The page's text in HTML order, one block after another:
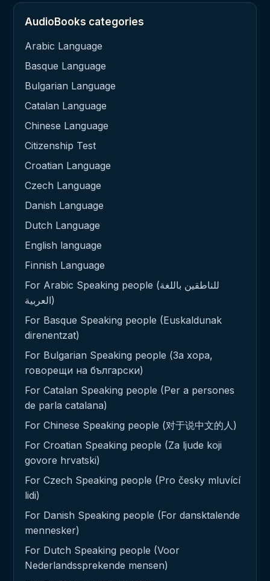
AudioBooks categories
Arabic Language
Basque Language
Bulgarian Language
Catalan Language
Chinese Language
Citizenship Test
Croatian Language
Czech Language
Danish Language
Dutch Language
English language
Finnish Language
For Arabic Speaking people (للناطقين باللغة
العربية)
For Basque Speaking people (Euskaldunak
direnentzat)
For Bulgarian Speaking people (За хора,
говорещи на български)
For Catalan Speaking people (Per a persones
de parla catalana)
For Chinese Speaking people (对于说中文的人)
For Croatian Speaking people (Za ljude koji
govore hrvatski)
For Czech Speaking people (Pro česky mluvící
lidi)
For Danish Speaking people (For dansktalende
mennesker)
For Dutch Speaking people (Voor
Nederlandssprekende mensen)